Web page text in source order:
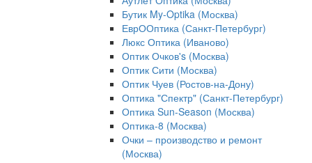
Бутик My-Optika (Москва)
ЕврООптика (Санкт-Петербург)
Люкс Оптика (Иваново)
Оптик Очков's (Москва)
Оптик Сити (Москва)
Оптик Чуев (Ростов-на-Дону)
Оптика "Спектр" (Санкт-Петербург)
Оптика Sun-Season (Москва)
Оптика-8 (Москва)
Очки – производство и ремонт
(Москва)